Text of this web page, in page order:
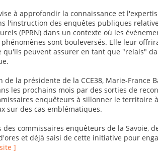
à approfondir la connaissance et
l'instruction des enquêtes publiques
(PPRN) dans un contexte où les
sont bouleversés. Elle leur
qu'ils peuvent assurer en tant que "relais"
de la présidente de la CCE38, Marie-France
les prochains mois par des sorties de
enquêteurs à sillonner le territoire
sur des cas emblématiques.
des commissaires enquêteurs de la Savoie,
et déjà saisi de cette initiative pour
]